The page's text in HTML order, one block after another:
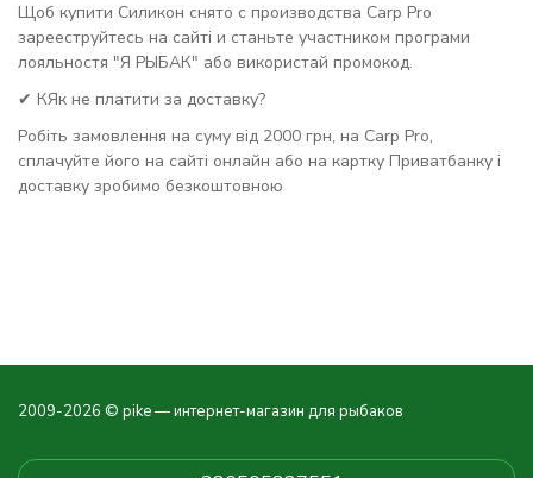
Щоб купити Силикон снято с производства Carp Pro
зарееструйтесь на сайті и станьте участником програми
лояльностя "Я РЫБАК" або використай промокод.
✔ КЯк не платити за доставку?
Робіть замовлення на суму від 2000 грн, на Carp Pro,
сплачуйте його на сайті онлайн або на картку Приватбанку і
доставку зробимо безкоштовною
2009-2026 © pike — интернет-магазин для рыбаков